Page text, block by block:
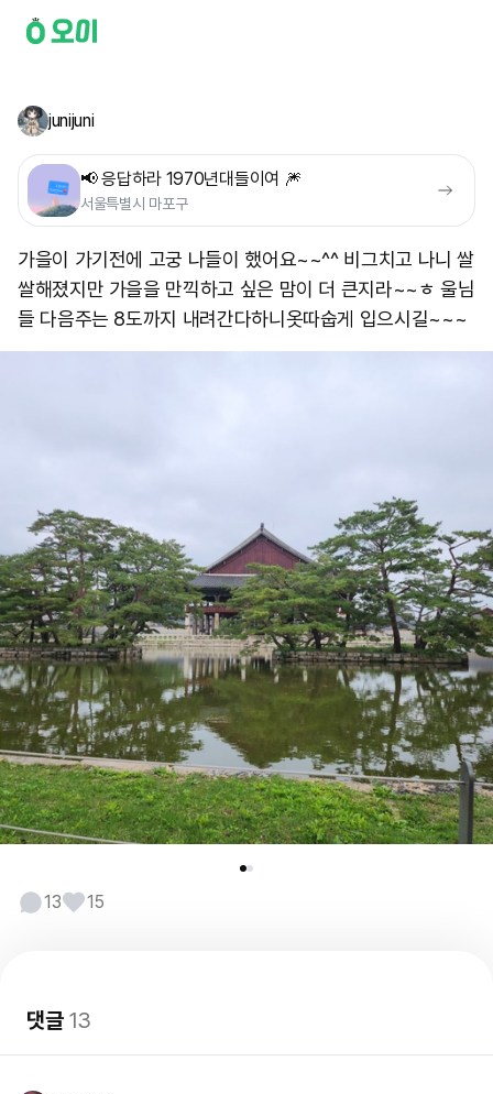
junijuni
📢 응답하라 1970년대들이여 🎆
서울특별시 마포구
가을이 가기전에 고궁 나들이 했어요~~^^ 비그치고 나니 쌀
쌀해졌지만 가을을 만끽하고 싶은 맘이 더 큰지라~~ㅎ 울님
들 다음주는 8도까지 내려간다하니 ​옷따숩게 입으시길~~~
13 15
댓글13